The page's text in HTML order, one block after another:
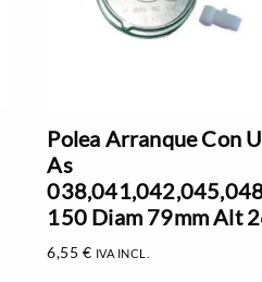
Polea Arranque Con
As
150 Diam 79mm Alt
6,55 € IVA INCL.